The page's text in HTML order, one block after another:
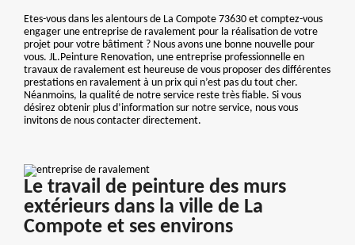
Etes-vous dans les alentours de La Compote 73630 et comptez-vous
engager une entreprise de ravalement pour la réalisation de votre
projet pour votre bâtiment ? Nous avons une bonne nouvelle pour
vous. JL.Peinture Renovation, une entreprise professionnelle en
travaux de ravalement est heureuse de vous proposer des différentes
prestations en ravalement à un prix qui n’est pas du tout cher.
Néanmoins, la qualité de notre service reste très fiable. Si vous
désirez obtenir plus d’information sur notre service, nous vous
invitons de nous contacter directement.
Le travail de peinture des murs
extérieurs dans la ville de La
Compote et ses environs